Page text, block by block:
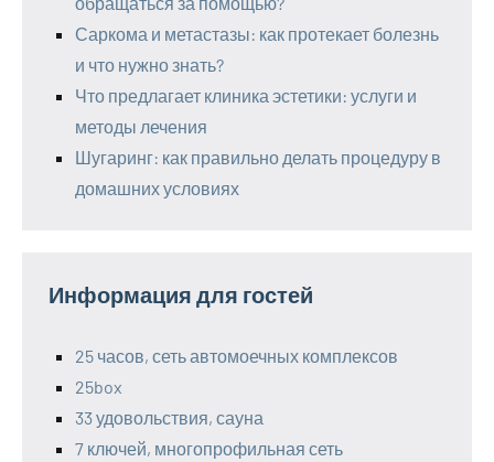
Саркома и метастазы: как протекает болезнь
и что нужно знать?
Что предлагает клиника эстетики: услуги и
методы лечения
Шугаринг: как правильно делать процедуру в
домашних условиях
Информация для гостей
25 часов, сеть автомоечных комплексов
25box
33 удовольствия, сауна
7 ключей, многопрофильная сеть